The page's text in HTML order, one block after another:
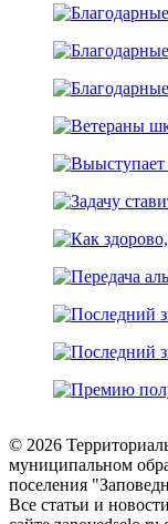
© 2026
муниципальном
поселения
Все статьи и